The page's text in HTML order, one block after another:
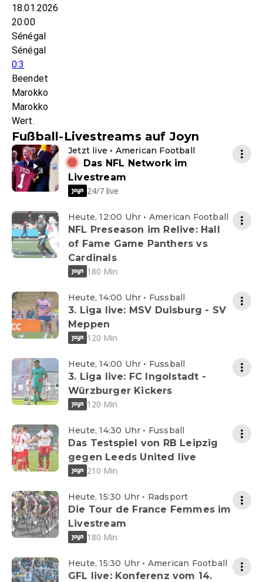
18.01.2026
20:00
Sénégal
Sénégal
0:3
Beendet
Marokko
Marokko
Wert.
Fußball-Livestreams auf Joyn
Jetzt live • American Football
Das NFL Network im
Livestream
24/7 live
Heute, 12:00 Uhr • American Football
NFL Preseason im Relive: Hall
of Fame Game Panthers vs
Cardinals
180 Min
Heute, 14:00 Uhr • Fussball
3. Liga live: MSV Duisburg - SV
Meppen
120 Min
Heute, 14:00 Uhr • Fussball
3. Liga live: FC Ingolstadt -
Würzburger Kickers
120 Min
Heute, 14:30 Uhr • Fussball
Das Testspiel von RB Leipzig
gegen Leeds United live
210 Min
Heute, 15:30 Uhr • Radsport
Die Tour de France Femmes im
Livestream
180 Min
Heute, 15:30 Uhr • American Football
GFL live: Konferenz vom 14.